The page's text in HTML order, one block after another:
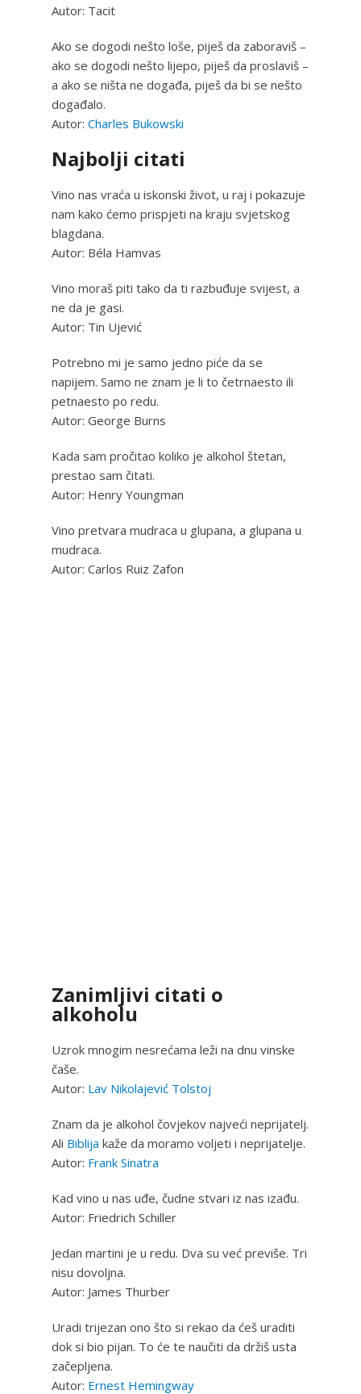
Autor: Tacit
Ako se dogodi nešto loše, piješ da zaboraviš –
ako se dogodi nešto lijepo, piješ da proslaviš –
a ako se ništa ne događa, piješ da bi se nešto
događalo.
Autor: Charles Bukowski
Najbolji citati
Vino nas vraća u iskonski život, u raj i pokazuje
nam kako ćemo prispjeti na kraju svjetskog
blagdana.
Autor: Béla Hamvas
Vino moraš piti tako da ti razbuđuje svijest, a
ne da je gasi.
Autor: Tin Ujević
Potrebno mi je samo jedno piće da se
napijem. Samo ne znam je li to četrnaesto ili
petnaesto po redu.
Autor: George Burns
Kada sam pročitao koliko je alkohol štetan,
prestao sam čitati.
Autor: Henry Youngman
Vino pretvara mudraca u glupana, a glupana u
mudraca.
Autor: Carlos Ruiz Zafon
Zanimljivi citati o
alkoholu
Uzrok mnogim nesrećama leži na dnu vinske
čaše.
Autor: Lav Nikolajević Tolstoj
Znam da je alkohol čovjekov najveći neprijatelj.
Ali Biblija kaže da moramo voljeti i neprijatelje.
Autor: Frank Sinatra
Kad vino u nas uđe, čudne stvari iz nas izađu.
Autor: Friedrich Schiller
Jedan martini je u redu. Dva su već previše. Tri
nisu dovoljna.
Autor: James Thurber
Uradi trijezan ono što si rekao da ćeš uraditi
dok si bio pijan. To će te naučiti da držiš usta
začepljena.
Autor: Ernest Hemingway